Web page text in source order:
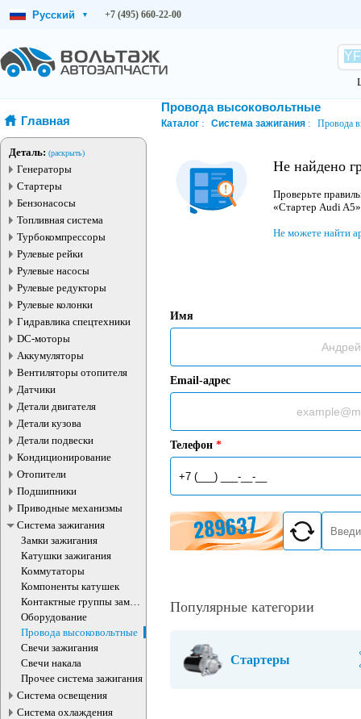
Русский ▾ +7 (495) 660-22-00
Главная
Деталь: (раскрыть)
Генераторы
Стартеры
Бензонасосы
Топливная система
Турбокомпрессоры
Рулевые рейки
Рулевые насосы
Рулевые редукторы
Рулевые колонки
Гидравлика спецтехники
DC-моторы
Аккумуляторы
Вентиляторы отопителя
Датчики
Детали двигателя
Детали кузова
Детали подвески
Кондиционирование
Отопители
Подшипники
Приводные механизмы
Система зажигания
Замки зажигания
Катушки зажигания
Коммутаторы
Компоненты катушек
Контактные группы замка
зажигания
Оборудование
Провода высоковольтные
Свечи зажигания
Свечи накала
Прочее система зажигания
Система освещения
Система охлаждения
Провода высоковольтные
Каталог Система зажигания Провода
Не найдено
Проверьте
«Стартер Audi
Не можете найти
Имя
Email-адрес
Телефон *
Популярные категории
Стартеры